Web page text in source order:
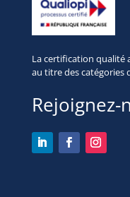
La certification qualité
au titre descatégories
Rejoignez-